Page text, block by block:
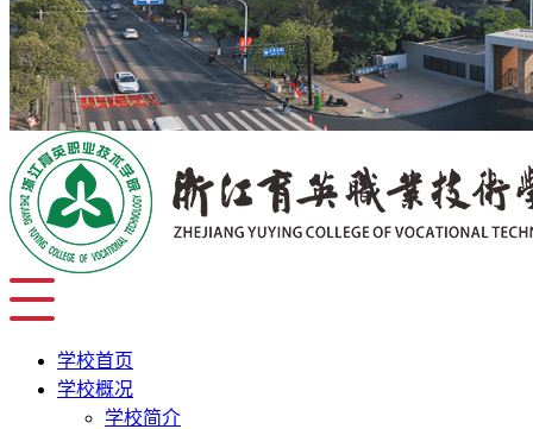
学校首页
学校概况
学校简介